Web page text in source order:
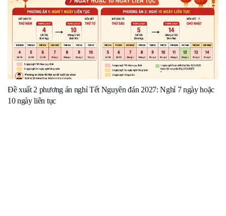
Đề xuất 2 phương án nghỉ Tết Nguyên đán 2027: Nghỉ 7 ngày hoặc
10 ngày liên tục